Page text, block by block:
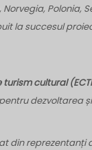
Polonia,
la succesul
cultural
dezvoltarea
din reprezentanți